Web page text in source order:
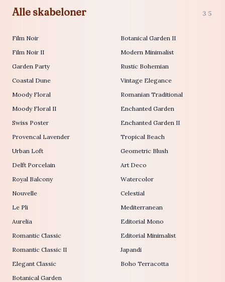
Alle skabeloner 35
Film Noir
Film Noir II
Garden Party
Coastal Dune
Moody Floral
Moody Floral II
Swiss Poster
Provencal Lavender
Urban Loft
Delft Porcelain
Royal Balcony
Nouvelle
Le Pli
Aurelia
Romantic Classic
Romantic Classic II
Elegant Classic
Botanical Garden
Botanical Garden II
Modern Minimalist
Rustic Bohemian
Vintage Elegance
Romanian Traditional
Enchanted Garden
Enchanted Garden II
Tropical Beach
Geometric Blush
Art Deco
Watercolor
Celestial
Mediterranean
Editorial Mono
Editorial Minimalist
Japandi
Boho Terracotta